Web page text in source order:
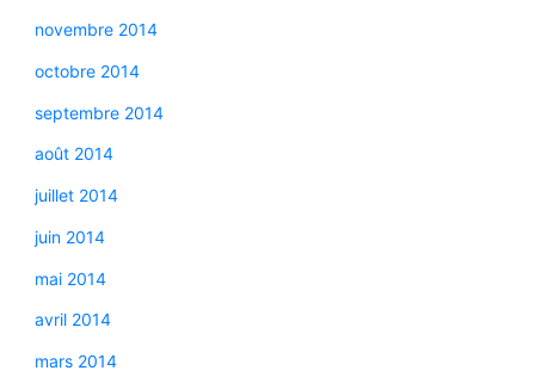
novembre 2014
octobre 2014
septembre 2014
août 2014
juillet 2014
juin 2014
mai 2014
avril 2014
mars 2014